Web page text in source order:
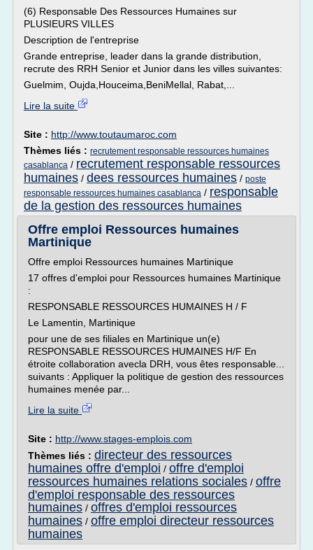
(6) Responsable Des Ressources Humaines sur
PLUSIEURS VILLES
Description de l'entreprise
Grande entreprise, leader dans la grande distribution,
recrute des RRH Senior et Junior dans les villes suivantes:
Guelmim, Oujda,Houceima,BeniMellal, Rabat,...
Lire la suite
Site : http://www.toutaumaroc.com
Thèmes liés : recrutement responsable ressources humaines
casablanca / recrutement responsable ressources
humaines / dees ressources humaines / poste
responsable ressources humaines casablanca / responsable
de la gestion des ressources humaines
Offre emploi Ressources humaines
Martinique
Offre emploi Ressources humaines Martinique
17 offres d'emploi pour Ressources humaines Martinique
:
RESPONSABLE RESSOURCES HUMAINES H / F
Le Lamentin, Martinique
pour une de ses filiales en Martinique un(e)
RESPONSABLE RESSOURCES HUMAINES H/F En
étroite collaboration avecla DRH, vous êtes responsable...
suivants : Appliquer la politique de gestion des ressources
humaines menée par...
Lire la suite
Site : http://www.stages-emplois.com
Thèmes liés : directeur des ressources
humaines offre d'emploi / offre d'emploi
ressources humaines relations sociales / offre
d'emploi responsable des ressources
humaines / offres d'emploi ressources
humaines / offre emploi directeur ressources
humaines